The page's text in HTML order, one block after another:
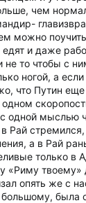
чем
можно
и даже
не то чтобы с
ногой, а
что Путин
одной мыслью
Рай
а в Рай
только в
«Риму
опять же с
была